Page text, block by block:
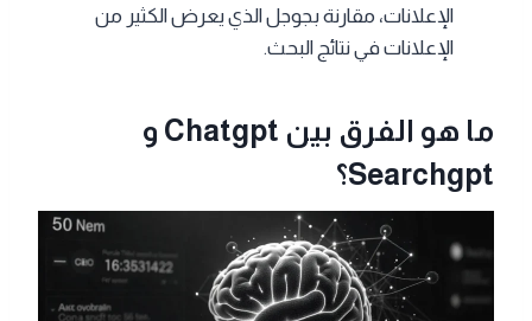
الإعلانات، مقارنة بجوجل الذي يعرض الكثير من
الإعلانات في نتائج البحث.
ما هو الفرق بين Chatgpt و
Searchgpt؟